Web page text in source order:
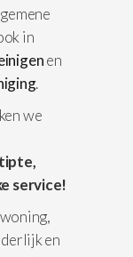
in
en
.
we
service!
en